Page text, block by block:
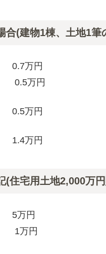
合(建物1棟、土地1筆
0.7万円
万円
万円
円
(住宅用土地2,000万
5万円
円